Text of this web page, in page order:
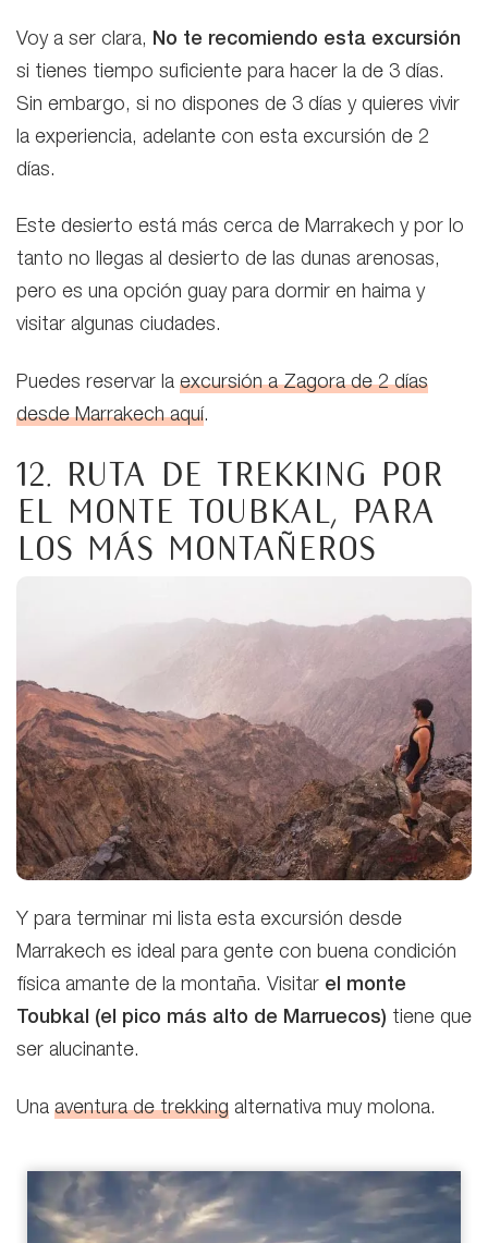
Voy a ser clara, No te recomiendo esta excursión
si tienes tiempo suficiente para hacer la de 3 días.
Sin embargo, si no dispones de 3 días y quieres vivir
la experiencia, adelante con esta excursión de 2
días.
Este desierto está más cerca de Marrakech y por lo
tanto no llegas al desierto de las dunas arenosas,
pero es una opción guay para dormir en haima y
visitar algunas ciudades.
Puedes reservar la excursión a Zagora de 2 días
desde Marrakech aquí.
12. Ruta de trekking por
el monte Toubkal, para
los más montañeros
Y para terminar mi lista esta excursión desde
Marrakech es ideal para gente con buena condición
física amante de la montaña. Visitar el monte
Toubkal (el pico más alto de Marruecos) tiene que
ser alucinante.
Una aventura de trekking alternativa muy molona.